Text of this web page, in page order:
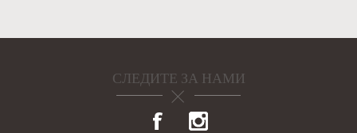
СЛЕДИТЕ ЗА НАМИ